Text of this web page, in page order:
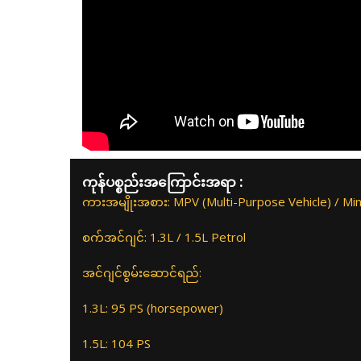
ကုန်ပစ္စည်းအကြောင်းအရာ :
ကားအမျိုးအစား: MPV (Multi-Purpose Vehicle) /
စက်အင်ဂျင်: 1.3L / 1.5L Petrol
အင်ဂျင်စွမ်းဆောင်ရည်:
1.3L: 95 PS (horsepower)
1.5L: 104 PS